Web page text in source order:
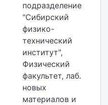
подразделение
"Сибирский
физико-
технический
институт",
Физический
факультет, лаб.
новых
материалов и